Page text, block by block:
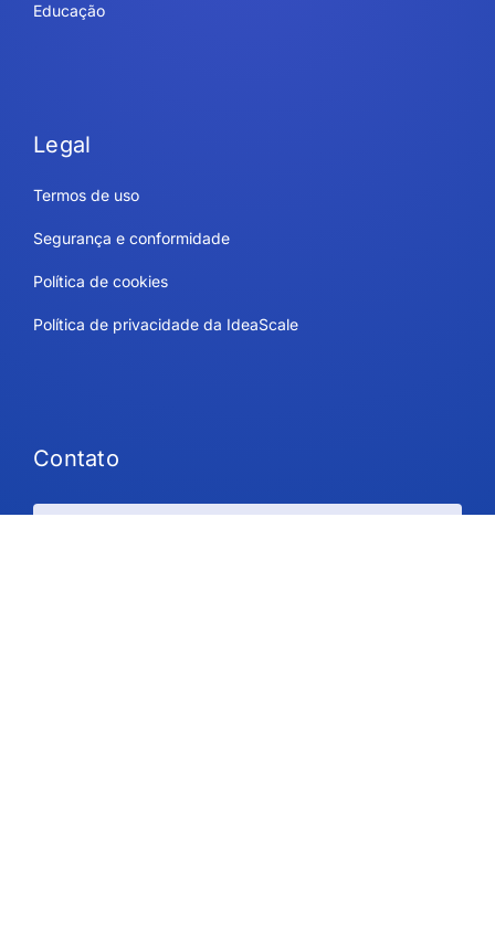
Educação
Legal
Termos de uso
Segurança e conformidade
Política de cookies
Política de privacidade da IdeaScale
Contato